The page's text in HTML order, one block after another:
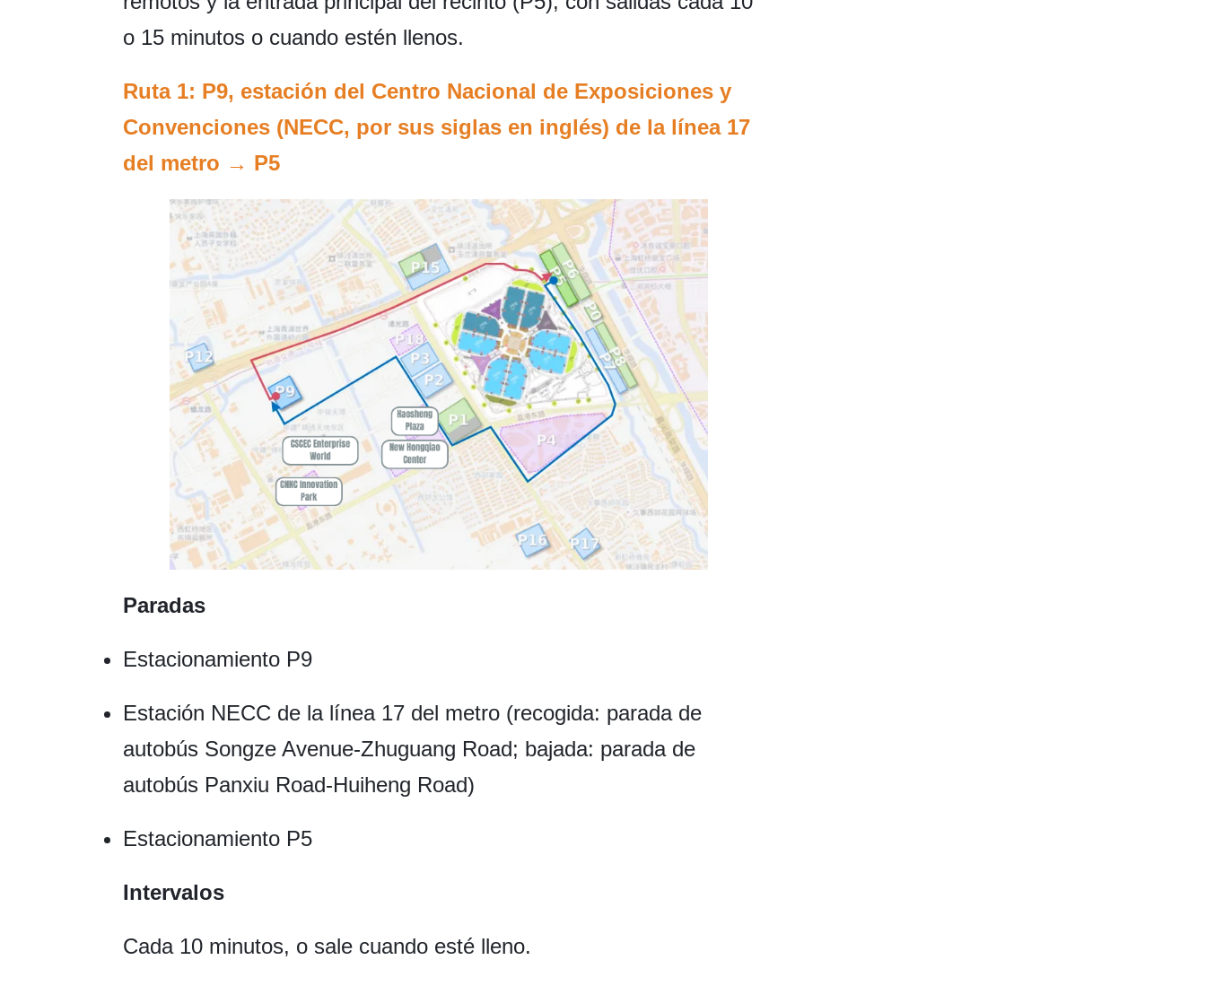
o 15 minutos o cuando estén llenos.
Ruta 1: P9, estación del Centro Nacional de Exposiciones y
Convenciones (NECC, por sus siglas en inglés) de la línea 17
del metro → P5
Paradas
Estacionamiento P9
Estación NECC de la línea 17 del metro (recogida: parada de
autobús Songze Avenue-Zhuguang Road; bajada: parada de
autobús Panxiu Road-Huiheng Road)
Estacionamiento P5
Intervalos
Cada 10 minutos, o sale cuando esté lleno.